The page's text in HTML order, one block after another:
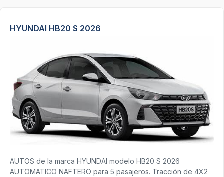
HYUNDAI HB20 S 2026
AUTOS de la marca HYUNDAI modelo HB20 S 2026
AUTOMATICO NAFTERO para 5 pasajeros. Tracción de 4X2